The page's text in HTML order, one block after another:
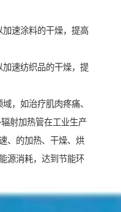
速涂料的干燥，提高
速纺织品的干燥，提
，如治疗肌肉疼痛、
射加热管在工业生产
、的加热、干燥、烘
源消耗，达到节能环